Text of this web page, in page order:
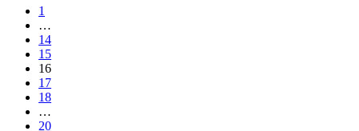
20
1
…
14
15
16
17
18
…
20